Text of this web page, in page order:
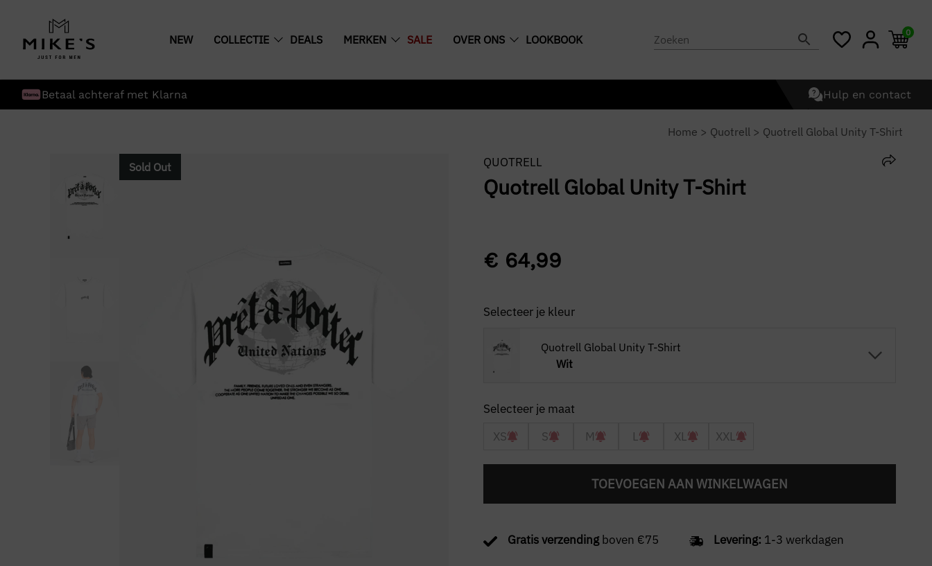
NEW COLLECTIE DEALS MERKEN SALE OVER ONS LOOKBOOK
0
Betaal achteraf met Klarna Hulp en contact
Home > Quotrell > Quotrell Global Unity T-Shirt
Sold Out QUOTRELL
Quotrell Global Unity T-Shirt
€64,99
Selecteer je kleur
Quotrell Global Unity T-Shirt
Wit
XS S M L XL XXL
TOEVOEGEN AAN WINKELWAGEN
Gratis verzendingboven €75 Levering: 1-3 werkdagen